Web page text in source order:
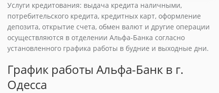
Услуги кредитования: выдача кредита наличными,
потребительского кредита, кредитных карт, оформление
депозита, открытие счета, обмен валют и другие операции
осуществляются в отделении Альфа-Банка согласно
установленного графика работы в будние и выходные дни.
График работы Альфа-Банк в г.
Одесса